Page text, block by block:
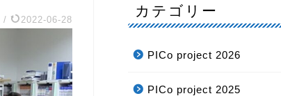
/ 2022-06-28
カテゴリー
PICo project 2026
PICo project 2025